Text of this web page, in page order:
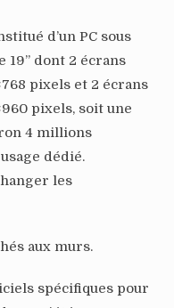
d’un PC sous
dont 2 écrans
pixels et 2 écrans
pixels, soit une
4 millions
dédié.
les
aux murs.
spécifiques pour